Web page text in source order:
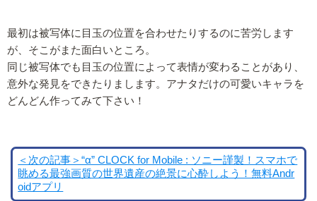
最初は被写体に目玉の位置を合わせたりするのに苦労します
が、そこがまた面白いところ。
同じ被写体でも目玉の位置によって表情が変わることがあり、
意外な発見をできたりまします。アナタだけの可愛いキャラを
どんどん作ってみて下さい！
＜次の記事＞“α” CLOCK for Mobile : ソニー謹製！スマホで
眺める最強画質の世界遺産の絶景に心酔しよう！無料Andr
oidアプリ